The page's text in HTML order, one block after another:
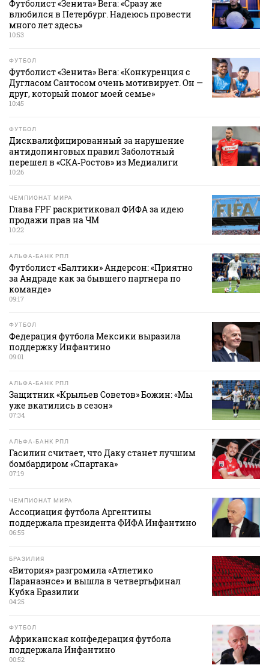
Футболист «Зенита» Вега: «Сразу же
влюбился в Петербург. Надеюсь провести
много лет здесь»
10:53
ФУТБОЛ
Футболист «Зенита» Вега: «Конкуренция с
Дугласом Сантосом очень мотивирует. Он —
друг, который помог моей семье»
10:45
ФУТБОЛ
Дисквалифицированный за нарушение
антидопинговых правил Заболотный
перешел в «СКА‑Ростов» из Медиалиги
10:26
ЧЕМПИОНАТ МИРА
Глава FPF раскритиковал ФИФА за идею
продажи прав на ЧМ
10:22
АЛЬФА-БАНК РПЛ
Футболист «Балтики» Андерсон: «Приятно
за Андраде как за бывшего партнера по
команде»
09:17
ФУТБОЛ
Федерация футбола Мексики выразила
поддержку Инфантино
09:01
АЛЬФА-БАНК РПЛ
Защитник «Крыльев Советов» Божин: «Мы
уже вкатились в сезон»
07:34
АЛЬФА-БАНК РПЛ
Гасилин считает, что Даку станет лучшим
бомбардиром «Спартака»
07:19
ЧЕМПИОНАТ МИРА
Ассоциация футбола Аргентины
поддержала президента ФИФА Инфантино
06:55
БРАЗИЛИЯ
«Витория» разгромила «Атлетико
Паранаэнсе» и вышла в четвертьфинал
Кубка Бразилии
04:25
ФУТБОЛ
Африканская конфедерация футбола
поддержала Инфантино
00:52